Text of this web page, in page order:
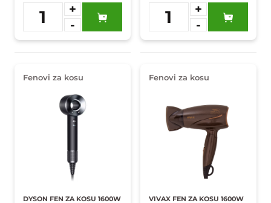
1
+
-
Dodaj u
omiljene
1
+
-
Dodaj u
omiljene
Fenovi za kosu
DYSON FEN ZA KOSU 1600W
Fenovi za kosu
VIVAX FEN ZA KOSU 1600W